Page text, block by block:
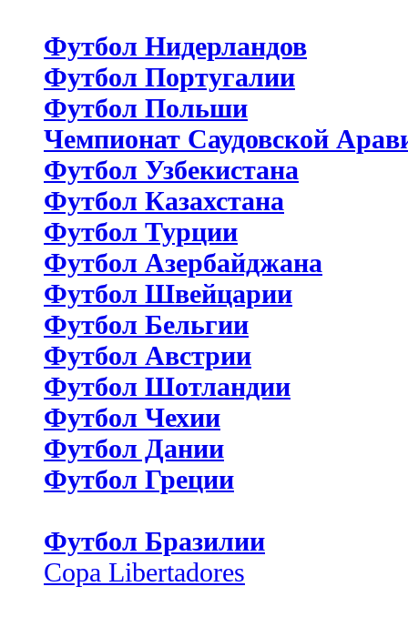
Футбол Нидерландов
Футбол Португалии
Футбол Польши
Чемпионат Саудовской
Футбол Узбекистана
Футбол Казахстана
Футбол Турции
Футбол Азербайджана
Футбол Швейцарии
Футбол Бельгии
Футбол Австрии
Футбол Шотландии
Футбол Чехии
Футбол Дании
Футбол Греции
Футбол Бразилии
Copa Libertadores